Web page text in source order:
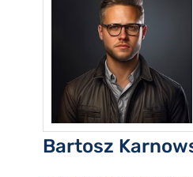
Bartosz